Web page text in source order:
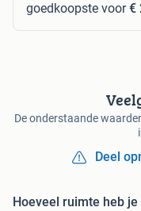
goedkoopste voor€
De onderstaande
Deel
Hoeveel ruimte heb